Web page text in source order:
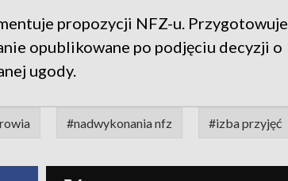
propozycji NFZ-u. Przygotowuje
opublikowane po podjęciu decyzji o
ugody.
#nadwykonania nfz #izba przyjęć